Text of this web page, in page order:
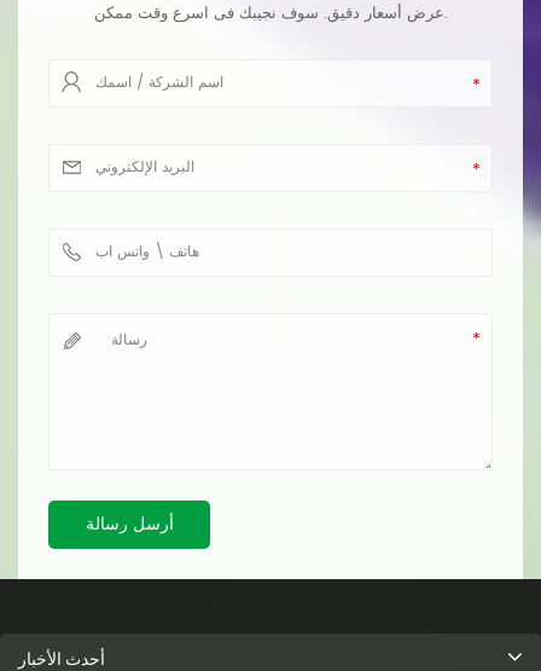
عرض أسعار دقيق. سوف نجيبك فى اسرع وقت ممكن.
أرسل رسالة
أحدث الأخبار